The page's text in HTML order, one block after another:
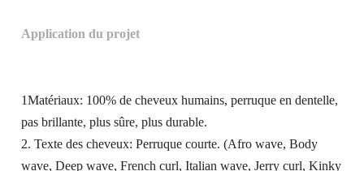
Application du projet
1Matériaux: 100% de cheveux humains, perruque en dentelle,
pas brillante, plus sûre, plus durable.
2. Texte des cheveux: Perruque courte. (Afro wave, Body
wave, Deep wave, French curl, Italian wave, Jerry curl, Kinky